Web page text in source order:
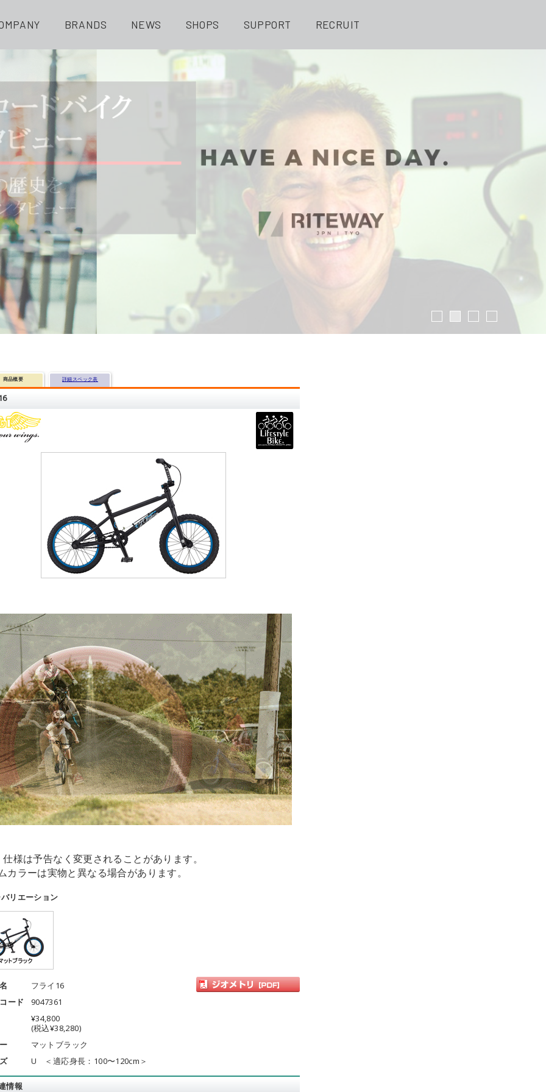
BRANDS NEWS SHOPS SUPPORT RECRUIT
商品概要 詳細スペック表
様は予告なく変更されることがあります。
カラーは実物と異なる場合があります。
リエーション
フライ16
ード
9047361
¥34,800
(税込¥38,280)
マットブラック
U ＜適応身長：100〜120cm＞
情報